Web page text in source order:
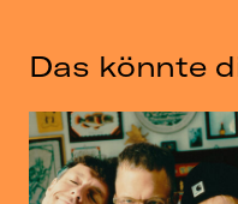
Das könnte